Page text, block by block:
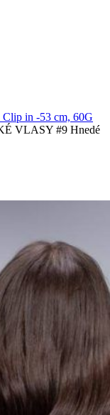
Clip in -53 cm, 60G
VLASY #9 Hnedé